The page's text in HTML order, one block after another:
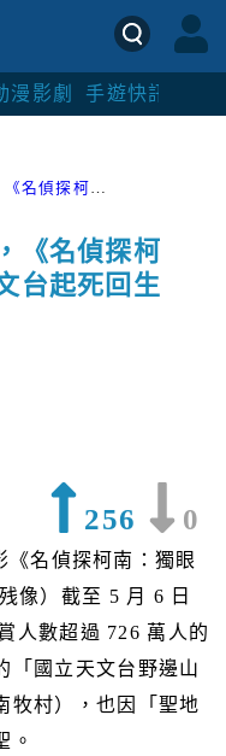
漫影劇 手遊快訊
從瀕臨關閉到人氣爆棚，《名偵探柯南：獨眼的殘像》讓天文台起死回生
《名偵探柯
台起死回生
256 0
名偵探柯南：獨眼
像）截至 5 月 6 日
人數超過 726 萬人的
「國立天文台野邊山
牧村），也因「聖地
。